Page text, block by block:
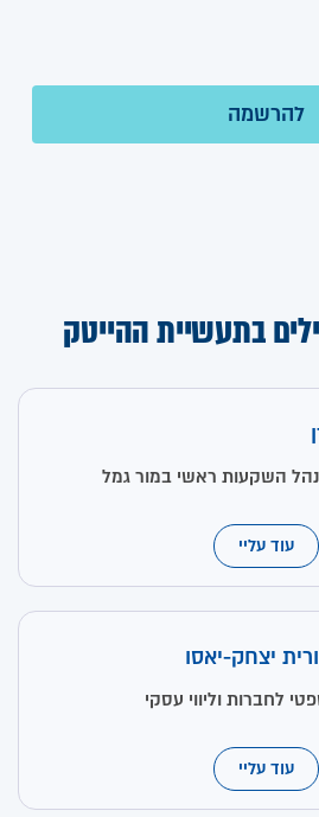
בתעשיית ההייטק
השקעות ראשי במור גמל
עוד עליי
יצחק-יאסו
לחברות וליווי עסקי
עוד עליי